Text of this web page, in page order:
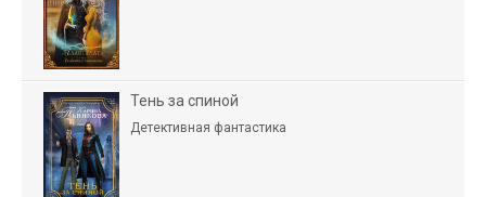
Тень за спиной
Детективная фантастика